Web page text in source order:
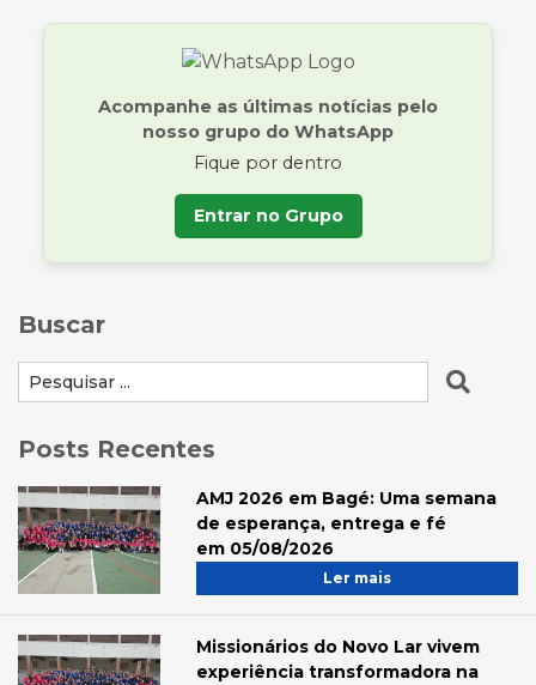
Acompanhe as últimas notícias pelo
nosso grupo do WhatsApp
Fique por dentro
Entrar no Grupo
Buscar
Posts Recentes
AMJ 2026 em Bagé: Uma semana
de esperança, entrega e fé
em 05/08/2026
Ler mais
Missionários do Novo Lar vivem
experiência transformadora na